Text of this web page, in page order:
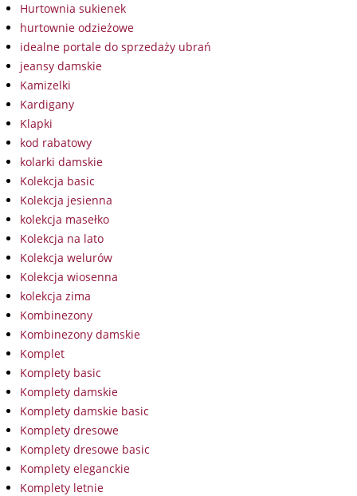
Hurtownia sukienek
hurtownie odzieżowe
idealne portale do sprzedaży ubrań
jeansy damskie
Kamizelki
Kardigany
Klapki
kod rabatowy
kolarki damskie
Kolekcja basic
Kolekcja jesienna
kolekcja masełko
Kolekcja na lato
Kolekcja welurów
Kolekcja wiosenna
kolekcja zima
Kombinezony
Kombinezony damskie
Komplet
Komplety basic
Komplety damskie
Komplety damskie basic
Komplety dresowe
Komplety dresowe basic
Komplety eleganckie
Komplety letnie